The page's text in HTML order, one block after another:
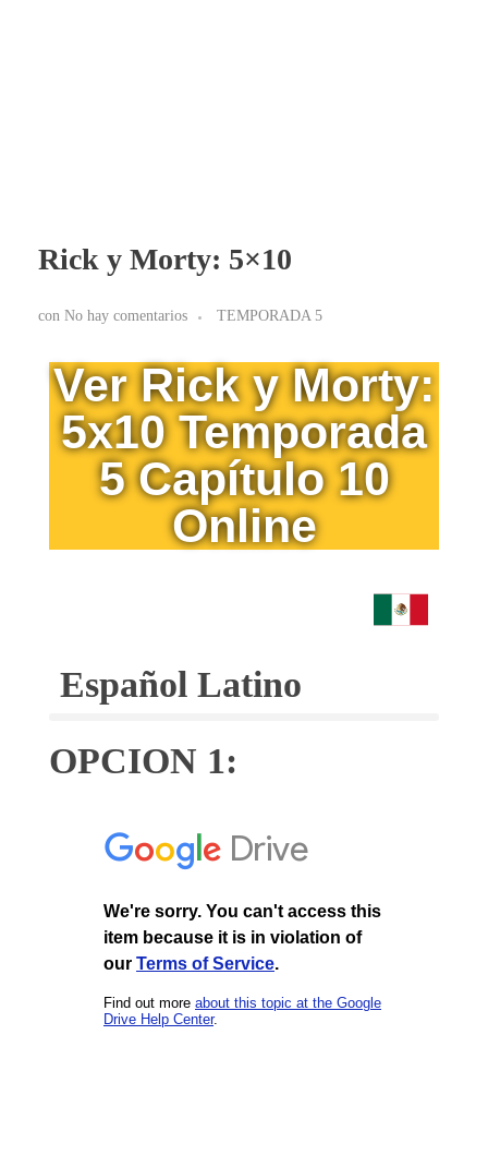
Rick y Morty: 5×10
con No hay comentarios TEMPORADA 5
Ver Rick y Morty:
5x10 Temporada
5 Capítulo 10
Online
Español Latino
OPCION 1: